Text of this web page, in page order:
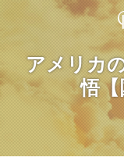
アメリカ
悟【